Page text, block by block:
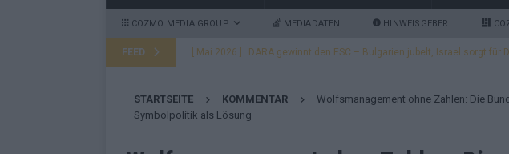
E
COZMO MEDIA GROUP MEDIADATEN HINWEISGEBER
FEED [ Mai 2026 ] DARA gewinnt den ESC – Bulgarien jubelt, Israel sorgt
JJ, Lordi, Verka Serduchka und Billy Joel – das ESC-Finale
STARTSEITE KOMMENTAR
Wolfsmanagement ohne Zahlen: Die
Symbolpolitik als Lösung